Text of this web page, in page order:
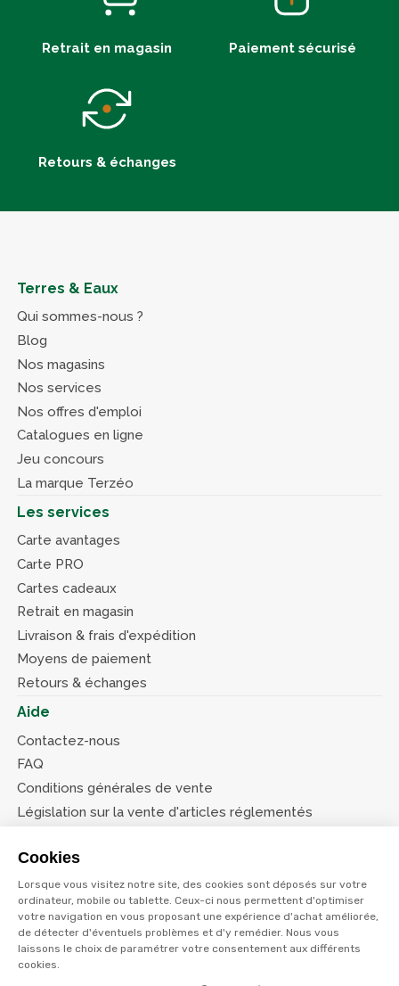
Cookies
Lorsque vous visitez notre site, des cookies sont déposés sur votre
ordinateur, mobile ou tablette. Ceux-ci nous permettent d'optimiser
votre navigation en vous proposant une expérience d'achat améliorée,
de détecter d'éventuels problèmes et d'y remédier. Nous vous
laissons le choix de paramétrer votre consentement aux différents
cookies.
Retrait en magasin Paiement sécurisé
Retours & échanges
Terres & Eaux
Qui sommes-nous ?
Blog
Nos magasins
Nos services
Nos offres d'emploi
Catalogues en ligne
Jeu concours
La marque Terzéo
Les services
Carte avantages
Carte PRO
Cartes cadeaux
Retrait en magasin
Livraison & frais d'expédition
Moyens de paiement
Retours & échanges
Aide
Contactez-nous
FAQ
Conditions générales de vente
Législation sur la vente d'articles réglementés
Conditions de nos offres
Suivez-nous